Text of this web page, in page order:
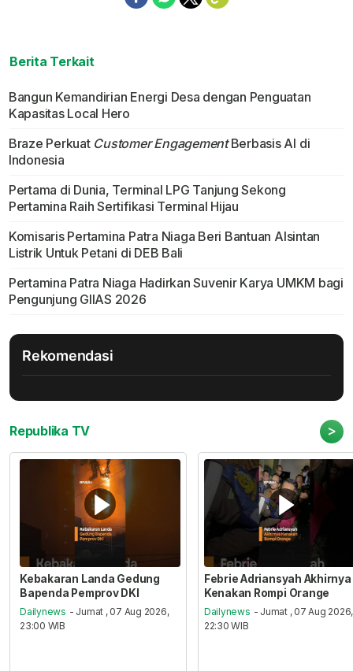
Berita Terkait
Bangun Kemandirian Energi Desa dengan Penguatan
Kapasitas Local Hero
Braze Perkuat Customer EngagementBerbasis AI di
Indonesia
Pertama di Dunia, Terminal LPG Tanjung Sekong
Pertamina Raih Sertifikasi Terminal Hijau
Komisaris Pertamina Patra Niaga Beri Bantuan Alsintan
Listrik Untuk Petani di DEB Bali
Pertamina Patra Niaga Hadirkan Suvenir Karya UMKM bagi
Pengunjung GIIAS 2026
Rekomendasi
Republika TV >
Kebakaran Landa Gedung
Bapenda Pemprov DKI
Dailynews - Jumat , 07 Aug 2026,
23:00 WIB
Febrie Adriansyah Akhirnya
Kenakan Rompi Orange
Dailynews - Jumat , 07 Aug 2026,
22:30 WIB